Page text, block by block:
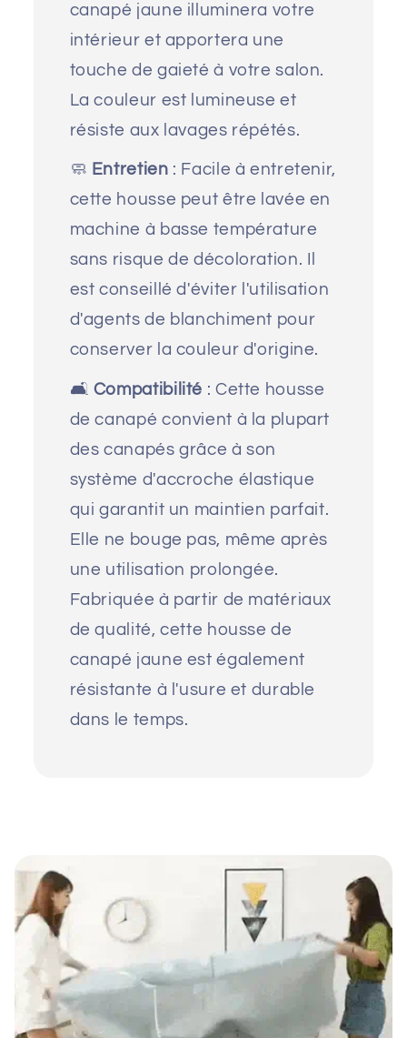
canapé jaune illuminera votre
intérieur et apportera une
touche de gaieté à votre salon.
La couleur est lumineuse et
résiste aux lavages répétés.
🧼 Entretien : Facile à entretenir,
cette housse peut être lavée en
machine à basse température
sans risque de décoloration. Il
est conseillé d'éviter l'utilisation
d'agents de blanchiment pour
conserver la couleur d'origine.
🛋️ Compatibilité : Cette housse
de canapé convient à la plupart
des canapés grâce à son
système d'accroche élastique
qui garantit un maintien parfait.
Elle ne bouge pas, même après
une utilisation prolongée.
Fabriquée à partir de matériaux
de qualité, cette housse de
canapé jaune est également
résistante à l'usure et durable
dans le temps.